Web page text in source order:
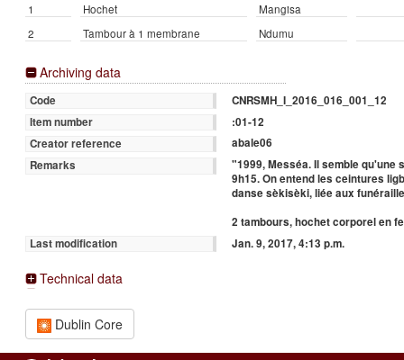
1
Hochet
Mangisa
2
Tambour à 1 membrane Ndumu
Archiving data
Code
CNRSMH_I_2016_016_001_12
Item number
:01-12
Creator reference
abale06
Remarks
"1999, Messéa. Il semble qu'une
9h15. On entend les ceintures
danse sèkisèki, liée aux
2 tambours, hochet corporel en
Last modification
Jan. 9, 2017, 4:13 p.m.
Technical data
Dublin Core